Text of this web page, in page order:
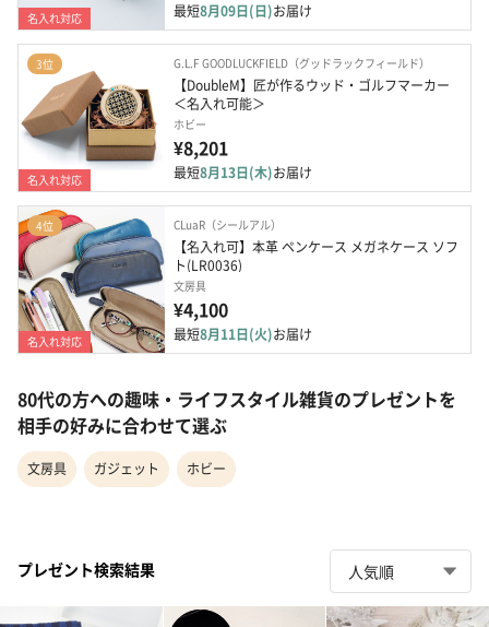
名入れ対応 最短8月09日(日)お届け
3位
名入れ対応
G.L.F GOODLUCKFIELD（グッドラックフィールド）
【DoubleM】匠が作るウッド・ゴルフマーカー
＜名入れ可能＞
ホビー
¥8,201
最短8月13日(木)お届け
4位
名入れ対応
CLuaR（シールアル）
【名入れ可】本革 ペンケース メガネケース ソフ
ト(LR0036)
文房具
¥4,100
最短8月11日(火)お届け
80代の方への趣味・ライフスタイル雑貨のプレゼントを
相手の好みに合わせて選ぶ
文房具 ガジェット ホビー
プレゼント検索結果